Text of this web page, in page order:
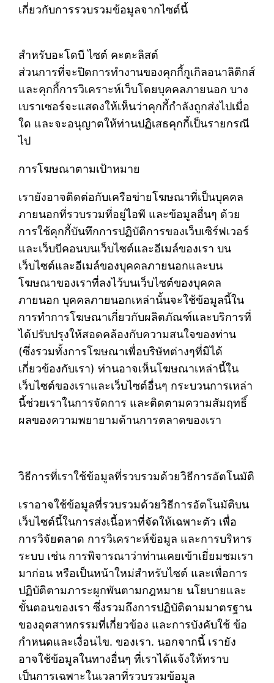
เกี่ยวกับการรวบรวมข้อมูลจากไซต์นี้
สำหรับอะโดบี ไซต์ คะตะลิสต์
ส่วนการที่จะปิดการทำงานของคุกกี้กูเกิลอนาลิติกส์
และคุกกี้การวิเคราะห์เว็บโดยบุคคลภายนอก บาง
เบราเซอร์จะแสดงให้เห็นว่าคุกกี้กำลังถูกส่งไปเมื่อ
ใด และจะอนุญาตให้ท่านปฏิเสธคุกกี้เป็นรายกรณี
ไป
การโฆษณาตามเป้าหมาย
เรายังอาจติดต่อกับเครือข่ายโฆษณาที่เป็นบุคคล
ภายนอกที่รวบรวมที่อยู่ไอพี และข้อมูลอื่นๆ ด้วย
การใช้คุกกี้บันทึกการปฏิบัติการของเว็บเซิร์ฟเวอร์
และเว็บบีคอนบนเว็บไซต์และอีเมล์ของเรา บน
เว็บไซต์และอีเมล์ของบุคคลภายนอกและบน
โฆษณาของเราที่ลงไว้บนเว็บไซต์ของบุคคล
ภายนอก บุคคลภายนอกเหล่านั้นจะใช้ข้อมูลนี้ใน
การทำการโฆษณาเกี่ยวกับผลิตภัณฑ์และบริการที่
ได้ปรับปรุงให้สอดคล้องกับความสนใจของท่าน
(ซึ่งรวมทั้งการโฆษณาเพื่อบริษัทต่างๆที่มิได้
เกี่ยวข้องกับเรา) ท่านอาจเห็นโฆษณาเหล่านี้ใน
เว็บไซต์ของเราและเว็บไซต์อื่นๆ กระบวนการเหล่า
นี้ช่วยเราในการจัดการ และติดตามความสัมฤทธิ์
ผลของความพยายามด้านการตลาดของเรา
วิธีการที่เราใช้ข้อมูลที่รวบรวมด้วยวิธีการอัตโนมัติ
เราอาจใช้ข้อมูลที่รวบรวมด้วยวิธีการอัตโนมัติบน
เว็บไซต์นี้ในการส่งเนื้อหาที่จัดให้เฉพาะตัว เพื่อ
การวิจัยตลาด การวิเคราะห์ข้อมูล และการบริหาร
ระบบ เช่น การพิจารณาว่าท่านเคยเข้าเยี่ยมชมเรา
มาก่อน หรือเป็นหน้าใหม่สำหรับไซต์ และเพื่อการ
ปฏิบัติตามภาระผูกพันตามกฎหมาย นโยบายและ
ขั้นตอนของเรา ซึ่งรวมถึงการปฏิบัติตามมาตรฐาน
ของอุตสาหกรรมที่เกี่ยวข้อง และการบังคับใช้ ข้อ
กำหนดและเงื่อนไข. ของเรา. นอกจากนี้ เรายัง
อาจใช้ข้อมูลในทางอื่นๆ ที่เราได้แจ้งให้ทราบ
เป็นการเฉพาะในเวลาที่รวบรวมข้อมูล